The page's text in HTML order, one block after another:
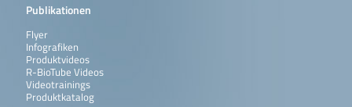
Publikationen
Flyer
Infografiken
Produktvideos
R-BioTube Videos
Videotrainings
Produktkatalog